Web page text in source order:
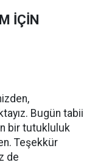
İÇİN
Bugün tabii
bir tutukluluk
Teşekkür
de